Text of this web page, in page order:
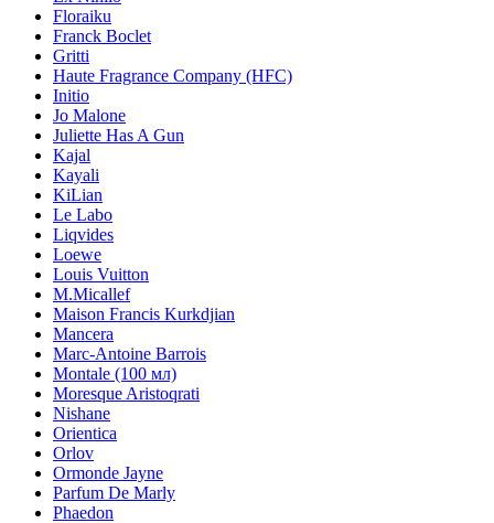
Floraiku
Franck Boclet
Gritti
Haute Fragrance Company (HFC)
Initio
Jo Malone
Juliette Has A Gun
Kajal
Kayali
KiLian
Le Labo
Liqvides
Loewe
Louis Vuitton
M.Micallef
Maison Francis Kurkdjian
Mancera
Marc-Antoine Barrois
Montale (100 мл)
Moresque Aristoqrati
Nishane
Orientica
Orlov
Ormonde Jayne
Parfum De Marly
Phaedon